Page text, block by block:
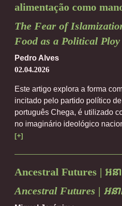
alimentação como
The Fear of
Food as a Political Ploy
Pedro Alves
02.04.2026
Este artigo explora a forma
incitado pelo partido político
português Chega, é utilizado
no imaginário ideológico
[+]
Ancestral Futures | អន
Ancestral Futures | អន